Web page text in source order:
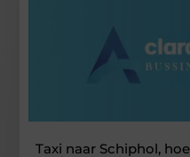
Taxi naar Schiphol,